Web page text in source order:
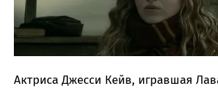
Актриса Джесси Кейв, игравшая